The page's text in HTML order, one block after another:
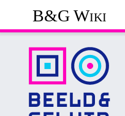
B&G Wiki